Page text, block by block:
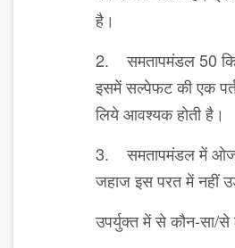
है।
2. समतापमंडल 50
इसमें सल्पेफट की एक पर्त
लिये आवश्यक होती है।
3. समतापमंडल में
जहाज इस परत में नहीं
उपर्युक्त में से कौन-सा/